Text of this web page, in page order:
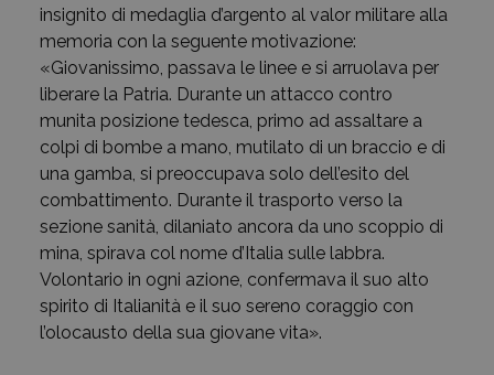
insignito di medaglia d’argento al valor militare alla
memoria con la seguente motivazione:
«Giovanissimo, passava le linee e si arruolava per
liberare la Patria. Durante un attacco contro
munita posizione tedesca, primo ad assaltare a
colpi di bombe a mano, mutilato di un braccio e di
una gamba, si preoccupava solo dell’esito del
combattimento. Durante il trasporto verso la
sezione sanità, dilaniato ancora da uno scoppio di
mina, spirava col nome d’Italia sulle labbra.
Volontario in ogni azione, confermava il suo alto
spirito di Italianità e il suo sereno coraggio con
l’olocausto della sua giovane vita».